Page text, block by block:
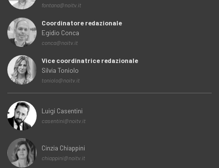
fontana@noitv.it
Coordinatore redazionale
Egidio Conca
conca@noitv.it
Vice coordinatrice redazionale
Silvia Toniolo
toniolo@noitv.it
Luigi Casentini
casentini@noitv.it
Cinzia Chiappini
chiappini@noitv.it